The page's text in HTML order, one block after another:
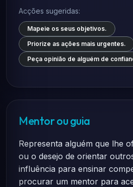
Acções sugeridas:
Mapeie os seus objetivos.
Priorize as ações mais urgentes.
Peça opinião de alguém de
Mentor ou guia
Representa alguém que lhe
ou o desejo de orientar
influência para ensinar
procurar um mentor para